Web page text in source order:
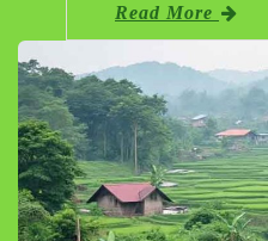
Read More